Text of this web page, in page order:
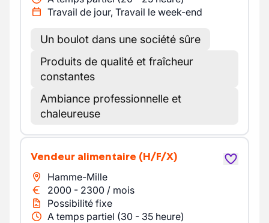
Travail de jour, Travail le week-end
Un boulot dans une société sûre
Produits de qualité et fraîcheur
constantes
Ambiance professionnelle et
chaleureuse
Vendeur alimentaire (H/F/X)
Hamme-Mille
2000 - 2300 / mois
Possibilité fixe
A temps partiel (30 - 35 heure)